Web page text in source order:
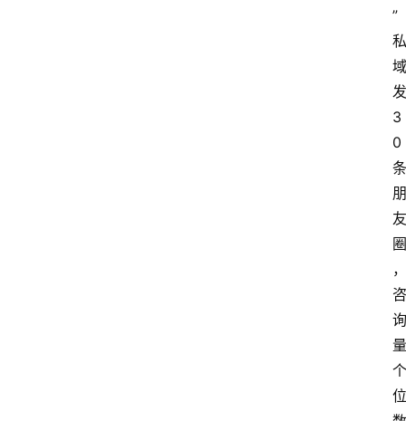
”
私
域
发
3
0
条
朋
友
圈
，
咨
询
量
个
位